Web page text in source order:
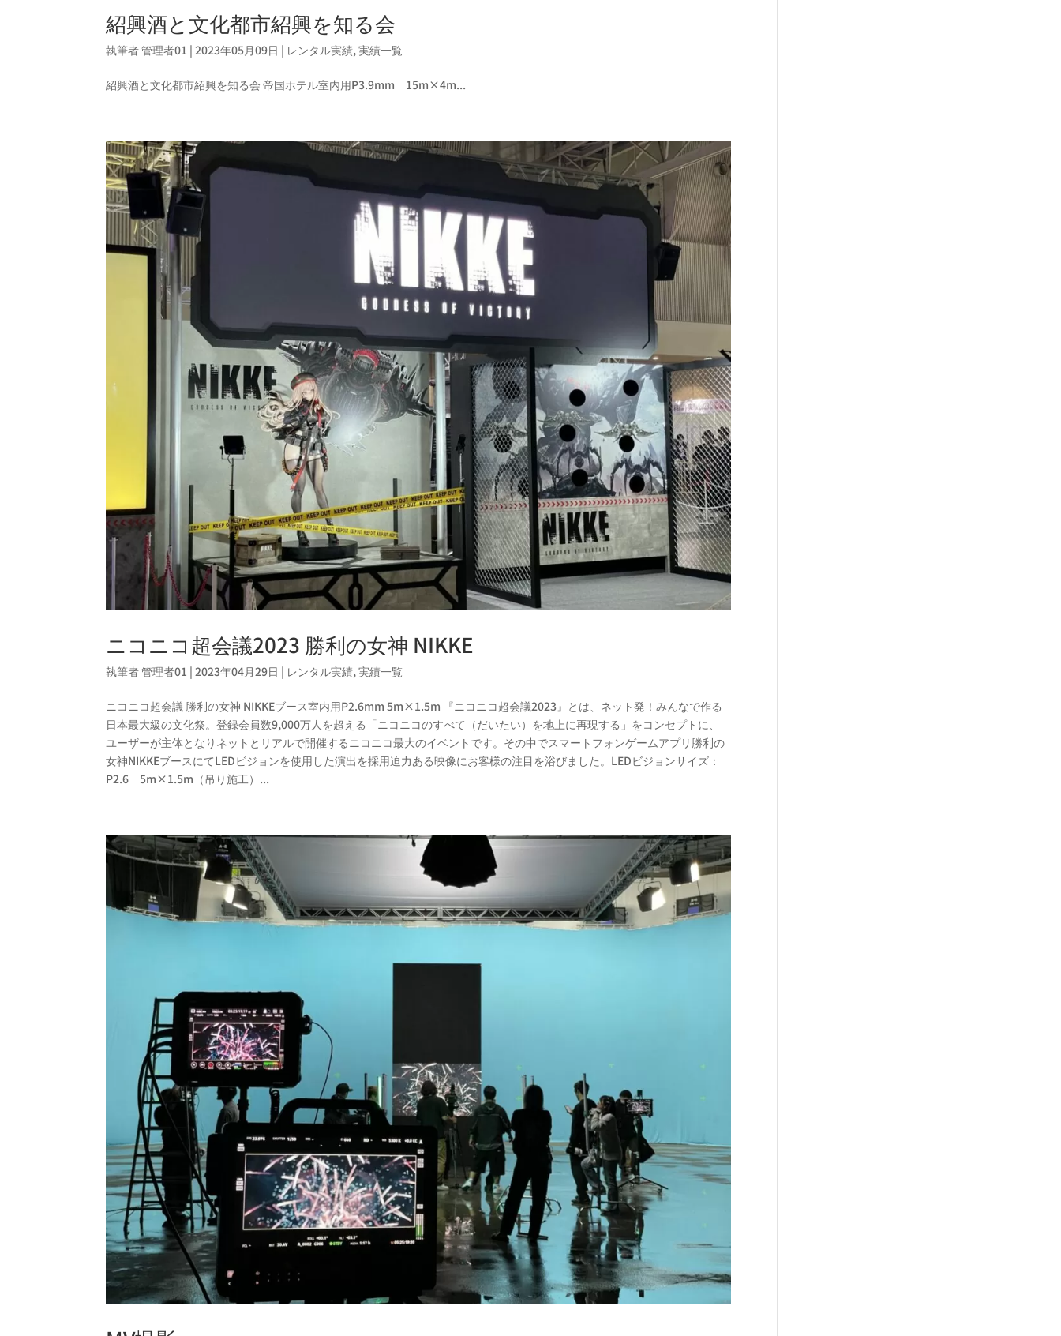
紹興酒と文化都市紹興を知る会
執筆者管理者01 |2023年05月09日 | レンタル実績,実績一覧
紹興酒と文化都市紹興を知る会 帝国ホテル室内用P3.9mm 15m×4m...
ニコニコ超会議2023 勝利の女神 NIKKE
執筆者管理者01 |2023年04月29日 | レンタル実績,実績一覧
ニコニコ超会議 勝利の女神 NIKKEブース室内用P2.6mm 5m×1.5m 『ニコニコ超会議2023』とは、ネット発！みんなで作る
日本最大級の文化祭。登録会員数9,000万人を超える「ニコニコのすべて（だいたい）を地上に再現する」をコンセプトに、
ユーザーが主体となりネットとリアルで開催するニコニコ最大のイベントです。その中でスマートフォンゲームアプリ勝利の
女神NIKKEブースにてLEDビジョンを使用した演出を採用迫力ある映像にお客様の注目を浴びました。LEDビジョンサイズ：
P2.6 5m×1.5m（吊り施工）...